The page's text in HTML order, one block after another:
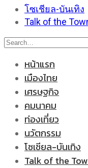
โซเชียล-บันเทิง
Talk of the
หน้าแรก
เมืองไทย
เศรษฐกิจ
คมนาคม
ท่องเที่ยว
นวัตกรรม
โซเชียล-บันเทิง
Talk of the